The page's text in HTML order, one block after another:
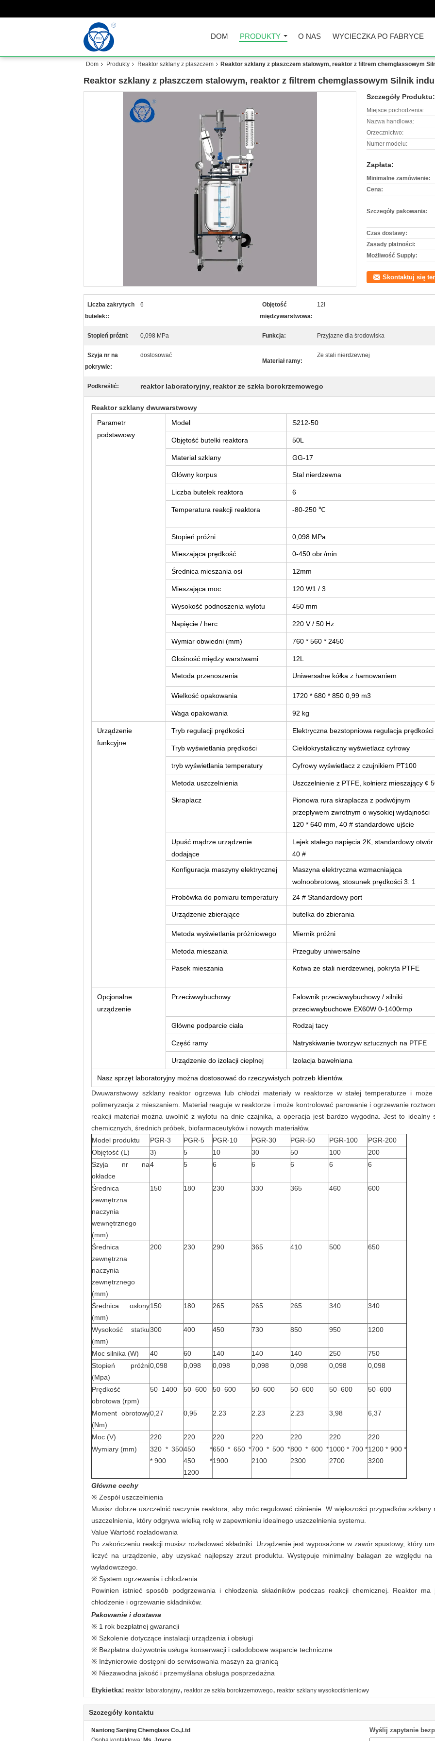
DOM PRODUKTY O NAS WYCIECZKA PO FABRYCE
Dom Produkty Reaktor szklany z płaszczem Reaktor szklany z płaszczem stalowym, reaktor z filtrem chemglassowym
Reaktor szklany z płaszczem stalowym, reaktor z filtrem chemglassowym Silnik
Szczegóły Produktu:
Miejsce pochodzenia:
Nazwa handlowa:
Orzecznictwo:
Numer modelu:
Zapłata:
Minimalne zamówienie:
Cena:
Szczegóły pakowania:
Czas dostawy:
Zasady płatności:
Możliwość Supply:
Skontaktuj się
Liczba zakrytych
butelek::
6
Objętość
międzywarstwowa:
12l
Stopień próżni: 0,098 MPa Funkcja: Przyjazne dla środowiska
Szyja nr na
pokrywie:
dostosować
Materiał ramy:
Ze stali nierdzewnej
Podkreślić: reaktor laboratoryjny, reaktor ze szkła borokrzemowego
Reaktor szklany dwuwarstwowy
Parametr
podstawowy
Model S212-50
Objętość butelki reaktora 50L
Materiał szklany GG-17
Główny korpus Stal nierdzewna
Liczba butelek reaktora 6
Temperatura reakcji reaktora -80-250 ℃
Stopień próżni 0,098 MPa
Mieszająca prędkość 0-450 obr./min
Średnica mieszania osi 12mm
Mieszająca moc 120 W1 / 3
Wysokość podnoszenia wylotu 450 mm
Napięcie / herc 220 V / 50 Hz
Wymiar obwiedni (mm) 760 * 560 * 2450
Głośność między warstwami 12L
Metoda przenoszenia Uniwersalne kółka z hamowaniem
Wielkość opakowania 1720 * 680 * 850 0,99 m3
Waga opakowania 92 kg
Urządzenie
funkcyjne
Tryb regulacji prędkości Elektryczna bezstopniowa regulacja prędkości
Tryb wyświetlania prędkości
Ciekłokrystaliczny wyświetlacz cyfrowy
tryb wyświetlania temperatury Cyfrowy wyświetlacz z czujnikiem PT100
Metoda uszczelnienia Uszczelnienie z PTFE, kołnierz mieszający ¢
Skraplacz
Pionowa rura skraplacza z podwójnym
przepływem zwrotnym o wysokiej wydajności
120 * 640 mm, 40 # standardowe ujście
Upuść mądrze urządzenie
dodające
Lejek stałego napięcia 2K, standardowy otwór
40 #
Konfiguracja maszyny elektrycznej
Maszyna elektryczna wzmacniająca
wolnoobrotową, stosunek prędkości 3: 1
Probówka do pomiaru temperatury
24 # Standardowy port
Urządzenie zbierające butelka do zbierania
Metoda wyświetlania próżniowego Miernik próżni
Metoda mieszania Przeguby uniwersalne
Pasek mieszania Kotwa ze stali nierdzewnej, pokryta PTFE
Opcjonalne
urządzenie
Przeciwwybuchowy
Falownik przeciwwybuchowy / silniki
przeciwwybuchowe EX60W 0-1400rmp
Główne podparcie ciała Rodzaj tacy
Część ramy Natryskiwanie tworzyw sztucznych na PTFE
Urządzenie do izolacji cieplnej Izolacja bawełniana
Nasz sprzęt laboratoryjny można dostosować do rzeczywistych potrzeb klientów.
Dwuwarstwowy szklany reaktor ogrzewa lub chłodzi materiały w reaktorze w stałej temperaturze i
polimeryzacja z mieszaniem.
Materiał reaguje w reaktorze i może kontrolować parowanie i ogrzewanie
reakcji materiał można uwolnić z wylotu na dnie czajnika, a operacja jest bardzo wygodna.
Jest to idealny
chemicznych, średnich próbek, biofarmaceutyków i nowych materiałów.
Model produktu
PGR-3 PGR-5 PGR-10 PGR-30 PGR-50 PGR-100
PGR-200
Objętość (L)
3) 5 10 30 50 100
200
Szyja nr na
okładce
4 5 6 6 6 6 6
Średnica
zewnętrzna
naczynia
wewnętrznego
(mm)
150 180 230 330 365 460 600
Średnica
zewnętrzna
naczynia
zewnętrznego
(mm)
200 230 290 365 410 500 650
Średnica osłony
(mm)
150 180 265 265 265 340 340
Wysokość statku
(mm)
300 400 450 730 850 950 1200
Moc silnika (W) 40 60 140 140 140 250
750
Stopień próżni
(Mpa)
0,098 0,098 0,098 0,098 0,098 0,098 0,098
Prędkość
obrotowa (rpm)
50–1400 50–600 50–600 50–600 50–600 50–600 50–600
Moment obrotowy
(Nm)
0,27 0,95 2.23 2.23 2.23 3,98 6,37
Moc (V) 220 220 220 220 220 220
220
Wymiary (mm)
320 * 350
* 900
450 *
450 *
1200
650 * 650 *
1900
700 * 500 *
2100
800 * 600 *
2300
1000 * 700 *
2700
1200 * 900 *
3200
Główne cechy
※ Zespół uszczelnienia
Musisz dobrze uszczelnić naczynie reaktora, aby móc regulować ciśnienie. W większości przypadków szklany
uszczelnienia, który odgrywa wielką rolę w zapewnieniu idealnego uszczelnienia systemu.
Value Wartość rozładowania
Po zakończeniu reakcji musisz rozładować składniki.
Urządzenie jest wyposażone w zawór spustowy, który
liczyć na urządzenie, aby uzyskać najlepszy zrzut produktu.
Występuje minimalny bałagan ze względu
wyładowczego.
※ System ogrzewania i chłodzenia
Powinien istnieć sposób podgrzewania i chłodzenia składników podczas reakcji chemicznej.
Reaktor ma
chłodzenie i ogrzewanie składników.
Pakowanie i dostawa
※ 1 rok bezpłatnej gwarancji
※ Szkolenie dotyczące instalacji urządzenia i obsługi
※ Bezpłatna dożywotnia usługa konserwacji i całodobowe wsparcie techniczne
※ Inżynierowie dostępni do serwisowania maszyn za granicą
※ Niezawodna jakość i przemyślana obsługa posprzedażna
Etykietka: reaktor laboratoryjny, reaktor ze szkła borokrzemowego, reaktor szklany wysokociśnieniowy
Szczegóły kontaktu
Nantong Sanjing Chemglass Co.,Ltd
Wyślij zapytanie